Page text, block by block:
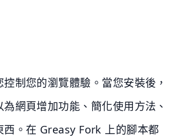
制您的瀏覽體驗。當您安裝後，
網頁增加功能、簡化使用方法、
西。在 Greasy Fork 上的腳本都